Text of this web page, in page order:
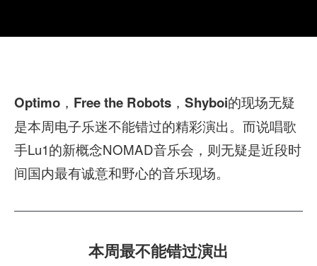
Optimo ， Free the Robots ， Shyboi的现场无疑
是本周电子乐迷不能错过的精彩演出。而说唱歌
手Lu1的新概念NOMAD音乐会，则无疑是近段时
间国内最有诚意和野心的音乐现场。
本周最不能错过演出